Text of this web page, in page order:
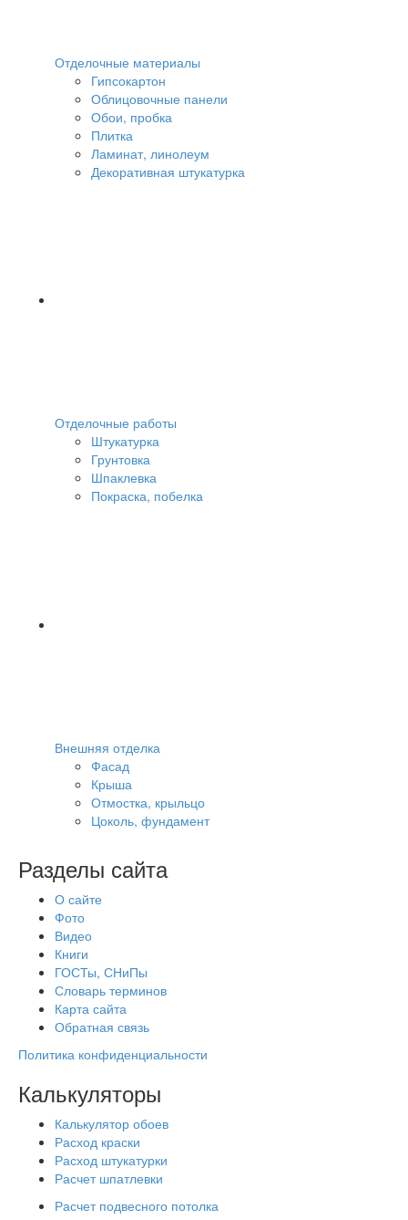
Отделочные материалы
Гипсокартон
Облицовочные панели
Обои, пробка
Плитка
Ламинат, линолеум
Декоративная штукатурка
Отделочные работы
Штукатурка
Грунтовка
Шпаклевка
Покраска, побелка
Внешняя отделка
Фасад
Крыша
Отмостка, крыльцо
Цоколь, фундамент
Разделы сайта
О сайте
Фото
Видео
Книги
ГОСТы, СНиПы
Словарь терминов
Карта сайта
Обратная связь
Политика конфиденциальности
Калькуляторы
Калькулятор обоев
Расход краски
Расход штукатурки
Расчет шпатлевки
Расчет подвесного потолка